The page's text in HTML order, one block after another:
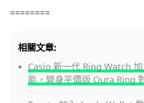
========
相關文章:
Casio 新一代 Ring Watch
能，變身平價版 Oura Ring